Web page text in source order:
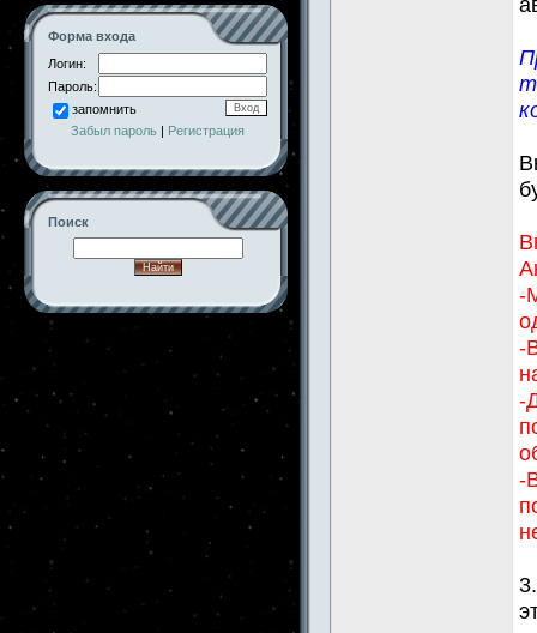
Форма входа
Логин:
Пароль:
запомнить
Забыл пароль | Регистрация
Поиск
-
-
-
-